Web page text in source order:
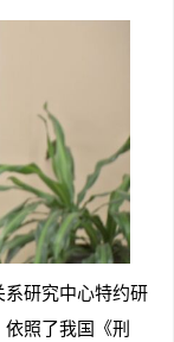
研究中心特约研
照了我国《刑